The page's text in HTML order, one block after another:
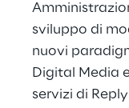
sviluppo di
nuovi
Digital Media
servizi di